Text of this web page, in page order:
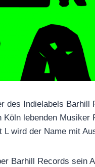
des Indielabels Barhill
Köln lebenden Musiker
L wird der Name mit
Barhill Records sein